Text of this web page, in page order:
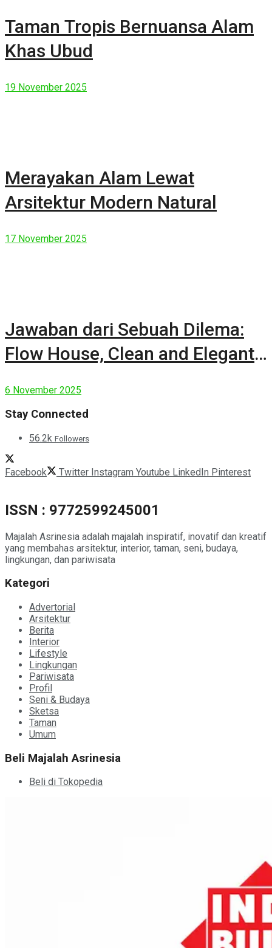
Taman Tropis Bernuansa Alam
Khas Ubud
19 November 2025
Merayakan Alam Lewat
Arsitektur Modern Natural
17 November 2025
Jawaban dari Sebuah Dilema:
Flow House, Clean and Elegant
6 November 2025
Stay Connected
56.2k Followers
Facebook Twitter Instagram Youtube LinkedIn Pinterest
ISSN : 9772599245001
Majalah Asrinesia adalah majalah inspiratif, inovatif dan kreatif
yang membahas arsitektur, interior, taman, seni, budaya,
lingkungan, dan pariwisata
Kategori
Advertorial
Arsitektur
Berita
Interior
Lifestyle
Lingkungan
Pariwisata
Profil
Seni & Budaya
Sketsa
Taman
Umum
Beli Majalah Asrinesia
Beli di Tokopedia